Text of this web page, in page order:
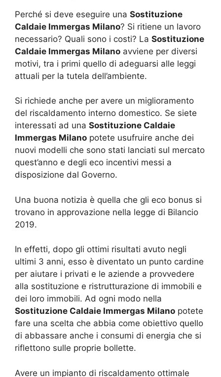
Perché si deve eseguire una Sostituzione
Caldaie Immergas Milano? Si ritiene un lavoro
necessario? Quali sono i costi? La Sostituzione
Caldaie Immergas Milano avviene per diversi
motivi, tra i primi quello di adeguarsi alle leggi
attuali per la tutela dell’ambiente.
Si richiede anche per avere un miglioramento
del riscaldamento interno domestico. Se siete
interessati ad una Sostituzione Caldaie
Immergas Milano potete usufruire anche dei
nuovi modelli che sono stati lanciati sul mercato
quest’anno e degli eco incentivi messi a
disposizione dal Governo.
Una buona notizia è quella che gli eco bonus si
trovano in approvazione nella legge di Bilancio
2019.
In effetti, dopo gli ottimi risultati avuto negli
ultimi 3 anni, esso è diventato un punto cardine
per aiutare i privati e le aziende a provvedere
alla sostituzione e ristrutturazione di immobili e
dei loro immobili. Ad ogni modo nella
Sostituzione Caldaie Immergas Milano potete
fare una scelta che abbia come obiettivo quello
di abbassare anche i consumi di energia che si
riflettono sulle proprie bollette.
Avere un impianto di riscaldamento ottimale